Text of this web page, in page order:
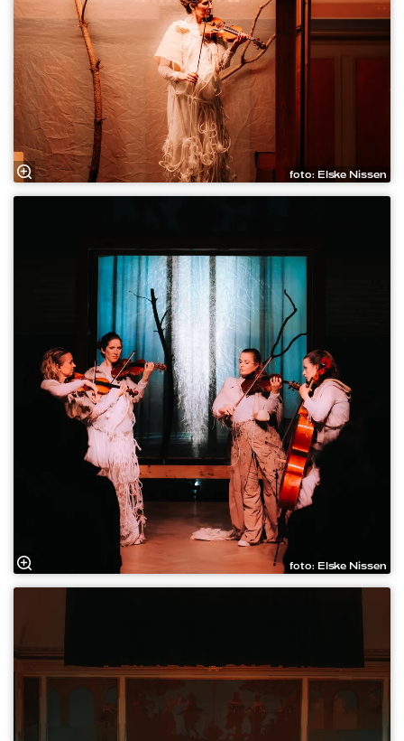
foto: Elske Nissen
foto: Elske Nissen